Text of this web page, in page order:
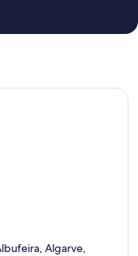
Algarve,